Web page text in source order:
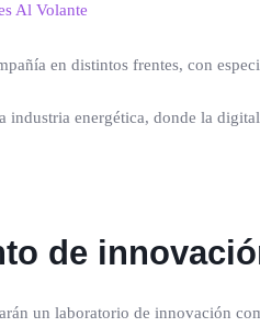
Al Volante
en distintos frentes, con
industria energética, donde la
de
un laboratorio de innovación